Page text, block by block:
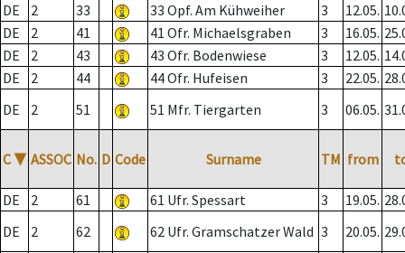
DE
2 33 33 Opf. Am Kühweiher 3 12.05.
DE
2 41 41 Ofr. Michaelsgraben 3 16.05.
DE
2 43 43 Ofr. Bodenwiese 3 12.05.
DE
2 44 44 Ofr. Hufeisen 3 22.05.
DE
2 51 51 Mfr. Tiergarten 3 06.05.
C ▼ ASSOC No. D Code Surname TM from
DE 2 61 61 Ufr. Spessart 3 19.05.
DE
2 62 62 Ufr. Gramschatzer Wald 3 20.05.